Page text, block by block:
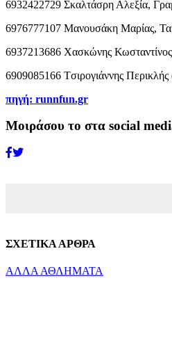
6932422729 Σκαλτάσρη Αλεξία,
6976777107 Μανουσάκη Μαρίας,
6937213686 Χασκώνης
6909085166 Tσιρογιάννης
πηγή: runnfun.gr
Μοιράσου το στα social
ΣΧΕΤΙΚΑ ΑΡΘΡΑ
ΑΛΛΑ ΑΘΛΗΜΑΤΑ